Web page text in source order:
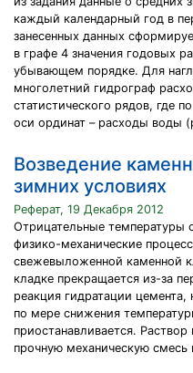
каждый календарный год в
занесенных данных
в графе 4 значения годовых
убывающем порядке. Для
многолетний гидрограф
статистического рядов, где
оси ординат – расходы воды
Возведение
зимних условиях
Реферат, 19 Декабря 2012
Отрицательные температуры
физико-механические
свежевыложенной каменной
кладке прекращается из-за
реакция гидратации цемента,
по мере снижения
приостанавливается.
прочную механическую смесь